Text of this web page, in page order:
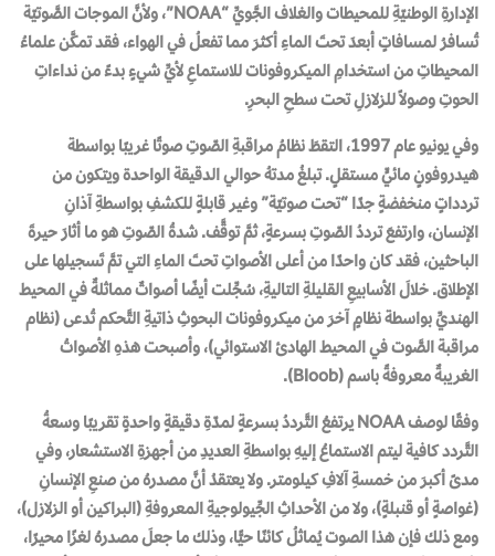
الإدارةِ الوطنيّةِ للمحيطات والغلاف الجَّويِّ “NOAA”، ولأنَّ الموجات الصَّوتيّة
تُسافرُ لمسافاتٍ أبعدَ تحتَ الماءِ أكثرَ مما تفعلُ في الهواء، فقد تمكَّن علماءُ
المحيطاتِ من استخدامِ الميكروفونات للاستماعِ لأيِّ شيءٍ بدءً من نداءاتِ
الحوتِ وصولاً للزلازلِ تحت سطحِ البحرِ.
وفي يونيو عام 1997، التقطَ نظامُ مراقبةِ الصّوتِ صوتًا غريبًا بواسطة
هيدروفونٍ مائيٍّ مستقلٍ. تبلغُ مدتهُ حوالي الدقيقة الواحدة ويتكون من
تردداتٍ منخفضةٍ جدًا “تحت صوتيّة” وغير قابلةٍ للكشفِ بواسطةِ آذانِ
الإنسان، وارتفعَ ترددُ الصّوتِ بسرعةٍ، ثمَّ توقَّف. شدةُ الصّوتِ هو ما أثارَ حيرةَ
الباحثين، فقد كان واحدًا من أعلى الأصواتِ تحتَ الماءِ التي تمَّ تَسجيلها على
الإطلاق. خلالَ الأسابيعِ القليلةِ التاليةِ، سُجِّلت أيضًا أصواتٌ مماثلةٌ في المحيط
الهنديِّ بواسطة نظامٍ آخرَ من ميكروفونات البحوثِ ذاتيةِ التَّحكم تُدعى (نظام
مراقبة الصَّوت في المحيط الهادئ الاستوائي)، وأصبحت هذهِ الأصواتُ
الغريبةٌ معروفةً باسم (Bloob).
وفقًا لوصف NOAA يرتفعُ التَّرددُ بسرعةٍ لمدّةِ دقيقةٍ واحدةٍ تقريبًا وسعةُ
التَّردد كافية ليتم الاستماعُ إليهِ بواسطةِ العديدِ من أجهزةِ الاستشعار، وفي
مدىً أكبرَ من خمسةِ آلافِ كيلومتر. ولا يعتقدُ أنَّ مصدرهُ من صنعِ الإنسانِ
(غواصةٍ أو قنبلةٍ)، ولا من الأحداثِ الجِّيولوجيةِ المعروفةِ (البراكين أو الزلازل)،
ومع ذلك فإن هذا الصوت يُماثلُ كائنًا حيًّا، وذلك ما جعلَ مصدرهُ لغزًا محيرًا،